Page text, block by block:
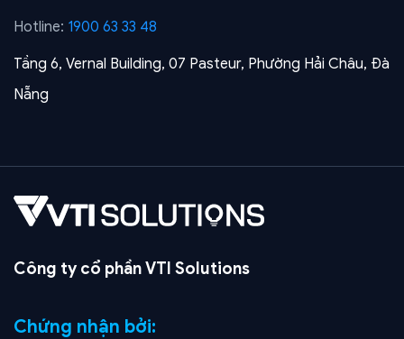
Hotline: 1900 63 33 48
Tầng 6, Vernal Building, 07 Pasteur, Phường Hải Châu, Đà
Nẵng
Công ty cổ phần VTI Solutions
Chứng nhận bởi: